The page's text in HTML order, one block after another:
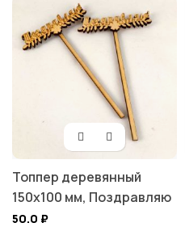
Топпер деревянный
150х100 мм, Поздравляю
50.0 ₽